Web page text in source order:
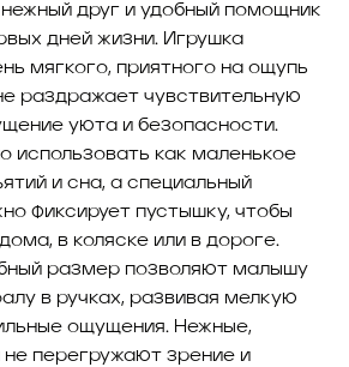
друг и удобный помощник
дней жизни. Игрушка
мягкого, приятного на ощупь
раздражает чувствительную
уюта и безопасности.
использовать как маленькое
и сна, а специальный
фиксирует пустышку, чтобы
в коляске или в дороге.
размер позволяют малышу
в ручках, развивая мелкую
ощущения. Нежные,
перегружают зрение и